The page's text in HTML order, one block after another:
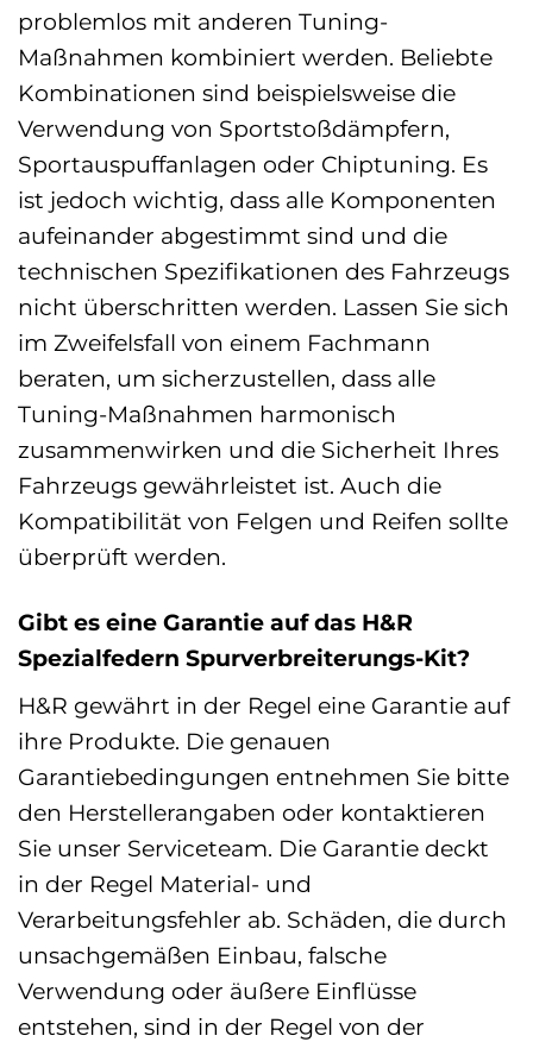
problemlos mit anderen Tuning-
Maßnahmen kombiniert werden. Beliebte
Kombinationen sind beispielsweise die
Verwendung von Sportstoßdämpfern,
Sportauspuffanlagen oder Chiptuning. Es
ist jedoch wichtig, dass alle Komponenten
aufeinander abgestimmt sind und die
technischen Spezifikationen des Fahrzeugs
nicht überschritten werden. Lassen Sie sich
im Zweifelsfall von einem Fachmann
beraten, um sicherzustellen, dass alle
Tuning-Maßnahmen harmonisch
zusammenwirken und die Sicherheit Ihres
Fahrzeugs gewährleistet ist. Auch die
Kompatibilität von Felgen und Reifen sollte
überprüft werden.
Gibt es eine Garantie auf das H&R
Spezialfedern Spurverbreiterungs-Kit?
H&R gewährt in der Regel eine Garantie auf
ihre Produkte. Die genauen
Garantiebedingungen entnehmen Sie bitte
den Herstellerangaben oder kontaktieren
Sie unser Serviceteam. Die Garantie deckt
in der Regel Material- und
Verarbeitungsfehler ab. Schäden, die durch
unsachgemäßen Einbau, falsche
Verwendung oder äußere Einflüsse
entstehen, sind in der Regel von der